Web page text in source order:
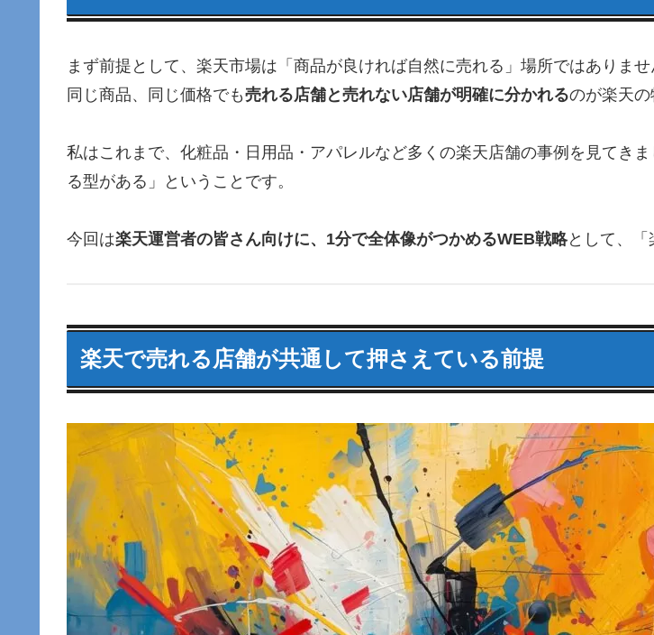
まず前提として、楽天市場は「商品が良ければ自然に売れる」場所ではありませ
同じ商品、同じ価格でも売れる店舗と売れない店舗が明確に分かれるのが楽天の
私はこれまで、化粧品・日用品・アパレルなど多くの楽天店舗の事例を見てき
る型がある」ということです。
今回は楽天運営者の皆さん向けに、1分で全体像がつかめるWEB戦略として、
楽天で売れる店舗が共通して押さえている前提